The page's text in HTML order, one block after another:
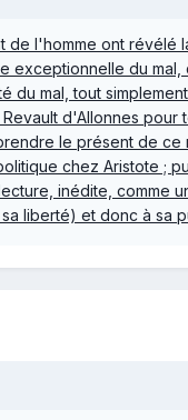
l'homme ont révélé
exceptionnelle du
du mal, tout
d'Allonnes
le présent de ce
chez Aristote ;
inédite, comme
liberté) et donc à sa